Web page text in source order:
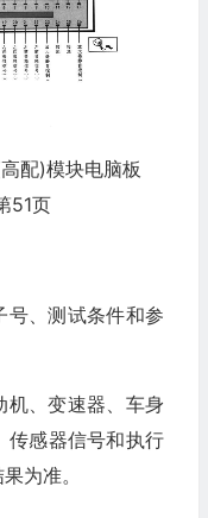
配)模块电脑板
51页
号、测试条件和参
机、变速器、车身
传感器信号和执行
为准。